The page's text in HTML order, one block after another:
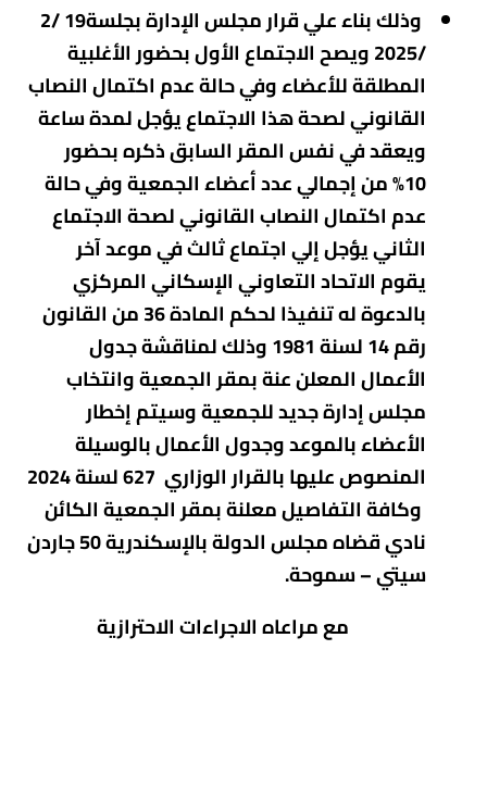
وذلك بناء علي قرار مجلس الإدارة بجلسة19 /2
/2025 ويصح الاجتماع الأول بحضور الأغلبية
المطلقة للأعضاء وفي حالة عدم اكتمال النصاب
القانوني لصحة هذا الاجتماع يؤجل لمدة ساعة
ويعقد في نفس المقر السابق ذكره بحضور
10% من إجمالي عدد أعضاء الجمعية وفي حالة
عدم اكتمال النصاب القانوني لصحة الاجتماع
الثاني يؤجل إلي اجتماع ثالث في موعد آخر
يقوم الاتحاد التعاوني الإسكاني المركزي
بالدعوة له تنفيذا لحكم المادة 36 من القانون
رقم 14 لسنة 1981 وذلك لمناقشة جدول
الأعمال المعلن عنة بمقر الجمعية وانتخاب
مجلس إدارة جديد للجمعية وسيتم إخطار
الأعضاء بالموعد وجدول الأعمال بالوسيلة
المنصوص عليها بالقرار الوزاري 627 لسنة 2024
وكافة التفاصيل معلنة بمقر الجمعية الكائن
نادي قضاه مجلس الدولة بالإسكندرية 50 جاردن
سيتي – سموحة.
مع مراعاه الاجراءات الاحترازية